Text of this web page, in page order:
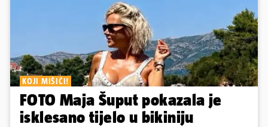
KOJI MIŠIĆI!
FOTO Maja Šuput pokazala je
isklesano tijelo u bikiniju